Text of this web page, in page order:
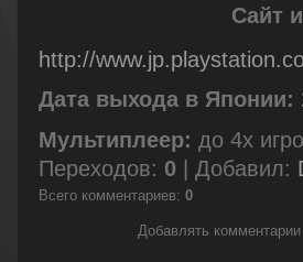
Сайт
http://
Дата выхода в Японии:
Мультиплеер: до 4х
Переходов: 0 | Добавил:
Всего комментариев: 0
Добавлять